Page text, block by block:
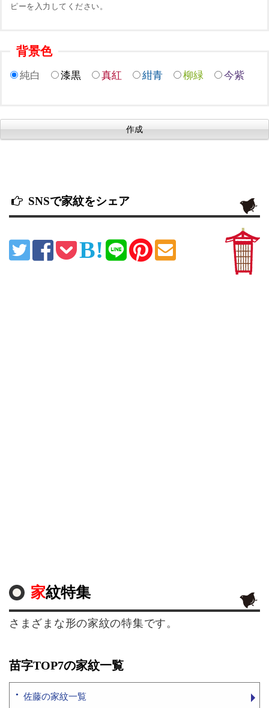
ピーを入力してください。
背景色
純白 漆黒 真紅 紺青 柳緑 今紫
SNSで家紋をシェア
家紋特集
さまざまな形の家紋の特集です。
苗字TOP7の家紋一覧
佐藤の家紋一覧